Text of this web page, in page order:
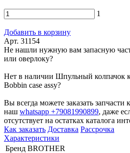
1
Добавить в корзину
Арт. 31154
Не нашли нужную вам запасную
или оверлоку?
Нет в наличии Шпульный колпачок
Bobbin case assy?
Вы всегда можете заказать
наш whatsapp +79081990899, даже
отсутствует на остатках каталога
Как заказать Доставка Рассрочка
Характеристики
Бренд BROTHER